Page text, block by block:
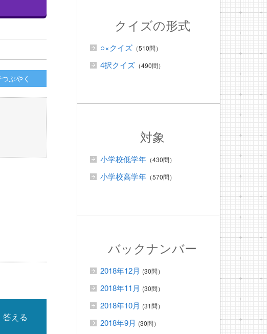
ぶやく
答える
クイズの形式
○×クイズ （510問）
4択クイズ （490問）
対象
小学校低学年 （430問）
小学校高学年 （570問）
バックナンバー
2018年12月 (30問）
2018年11月 (30問）
2018年10月 (31問）
2018年9月 (30問）